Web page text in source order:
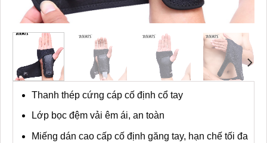
Thanh thép cứng cáp cố định cổ tay
Lớp bọc đệm vải êm ái, an toàn
Miếng dán cao cấp cố định găng tay, hạn chế tối đa